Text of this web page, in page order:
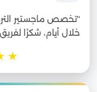
"تخصص ماجستير
خلال أيام، شكرًا
★